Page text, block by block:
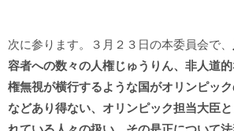
次に参ります。３月２３日の本委員会で、
容者への数々の人権じゅうりん、非人道
権無視が横行するような国がオリンピッ
などあり得ない、オリンピック担当大臣